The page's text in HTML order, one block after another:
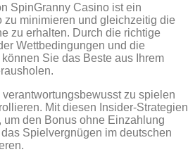
SpinGranny Casino ist ein
zu minimieren und gleichzeitig die
zu erhalten. Durch die richtige
Wettbedingungen und die
Sie das Beste aus Ihrem
zu spielen
Mit diesen Insider‑Strategien
den Bonus ohne Einzahlung
Spielvergnügen im deutschen